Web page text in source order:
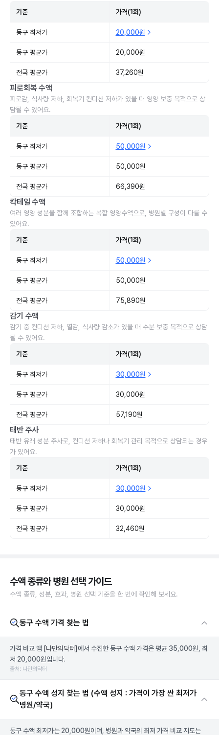
기준 가격(1회)
동구 최저가 20,000원
동구 평균가 20,000원
전국 평균가 37,260원
피로회복 수액
피로감, 식사량 저하, 회복기 컨디션 저하가 있을 때 영양 보충 목적으로 상
담될 수 있어요.
기준 가격(1회)
동구 최저가 50,000원
동구 평균가 50,000원
전국 평균가 66,390원
칵테일 수액
여러 영양 성분을 함께 조합하는 복합 영양수액으로, 병원별 구성이 다를 수
있어요.
기준 가격(1회)
동구 최저가 50,000원
동구 평균가 50,000원
전국 평균가 75,890원
감기 수액
감기 중 컨디션 저하, 열감, 식사량 감소가 있을 때 수분 보충 목적으로 상담
될 수 있어요.
기준 가격(1회)
동구 최저가 30,000원
동구 평균가 30,000원
전국 평균가 57,190원
태반 주사
태반 유래 성분 주사로, 컨디션 저하나 회복기 관리 목적으로 상담되는 경우
가 있어요.
기준 가격(1회)
동구 최저가 30,000원
동구 평균가 30,000원
전국 평균가 32,460원
수액 종류와 병원 선택 가이드
수액 종류, 성분, 효과, 병원 선택 기준을 한 번에 확인해 보세요.
동구 수액 가격 찾는 법
가격 비교 앱 [나만의닥터] 에서 수집한 동구 수액 가격은 평균 35,000원, 최
저 20,000원입니다.
출처: 나만의닥터
동구 수액 성지 찾는 법 (수액 성지 : 가격이 가장 싼 최저가
병원/약국)
동구 수액 최저가는 20,000원이며, 병원과 약국의 최저 가격 비교 지도는